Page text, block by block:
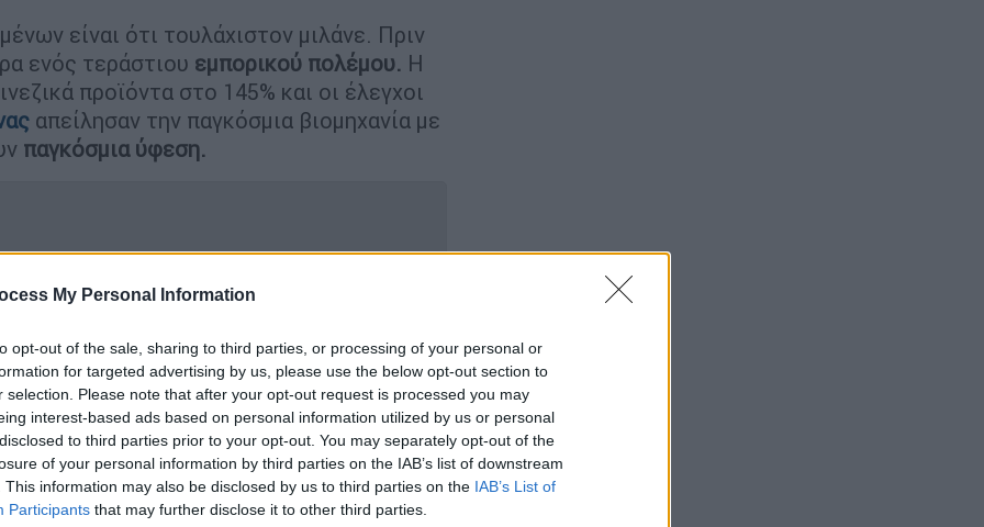
My Personal Information
opt-out of the sale, sharing to third parties, or processing of your personal or
for targeted advertising by us, please use the below opt-out section to
selection. Please note that after your opt-out request is processed you may
interest-based ads based on personal information utilized by us or personal
to third parties prior to your opt-out. You may separately opt-out of the
of your personal information by third parties on the IAB’s list of downstream
This information may also be disclosed by us to third parties on the IAB’s List of
Participants that may further disclose it to other third parties.
είναι ότι τουλάχιστον μιλάνε. Πριν
ενός τεράστιου εμπορικού πολέμου. Η
προϊόντα στο 145% και οι έλεγχοι
απείλησαν την παγκόσμια βιομηχανία με
παγκόσμια ύφεση.
κατηγορηματικά την
μια εκεχειρία, η οποία συμφωνήθηκε τον
μείωσαν τους δασμούς, ηΚίναξεκίνησε
η Αμερική απέφυγε να επιβάλει
στην Κίνα.